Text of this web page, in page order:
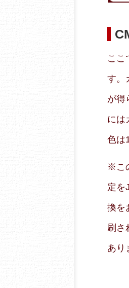
ここ
す。
が得
には
色は
※こ
定を
換を
刷さ
あり